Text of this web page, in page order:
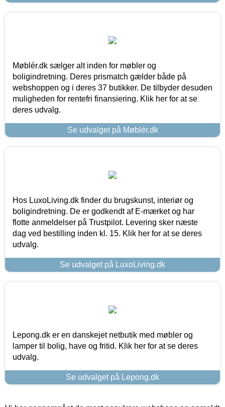
Møblér.dk sælger alt inden for møbler og
boligindretning. Deres prismatch gælder både på
webshoppen og i deres 37 butikker. De tilbyder desuden
muligheden for rentefri finansiering. Klik her for at se
deres udvalg.
Se udvalget på Møblér.dk
Hos LuxoLiving.dk finder du brugskunst, interiør og
boligindretning. De er godkendt af E-mærket og har
flotte anmeldelser på Trustpilot. Levering sker næste
dag ved bestilling inden kl. 15. Klik her for at se deres
udvalg.
Se udvalget på LuxoLiving.dk
Lepong.dk er en danskejet netbutik med møbler og
lamper til bolig, have og fritid. Klik her for at se deres
udvalg.
Se udvalget på Lepong.dk